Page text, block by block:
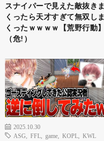
スナイパーで見えた敵抜きま
くったら天才すぎて無双しま
くったｗｗｗｗ【荒野行動】
（危!）
2025.10.30
ASG
FFL game KOPL KWL